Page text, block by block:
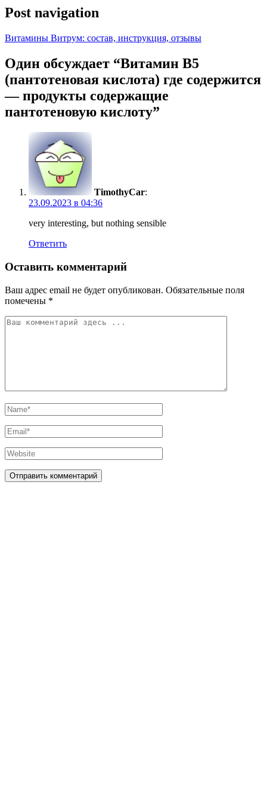
Post navigation
Витамины Витрум: состав, инструкция, отзывы
Один обсуждает “Витамин В5
(пантотеновая кислота) где содержится
— продукты содержащие
пантотеновую кислоту”
TimothyCar:
23.09.2023 в 04:36
very interesting, but nothing sensible
Ответить
Оставить комментарий
Ваш адрес email не будет опубликован. Обязательные поля
помечены *